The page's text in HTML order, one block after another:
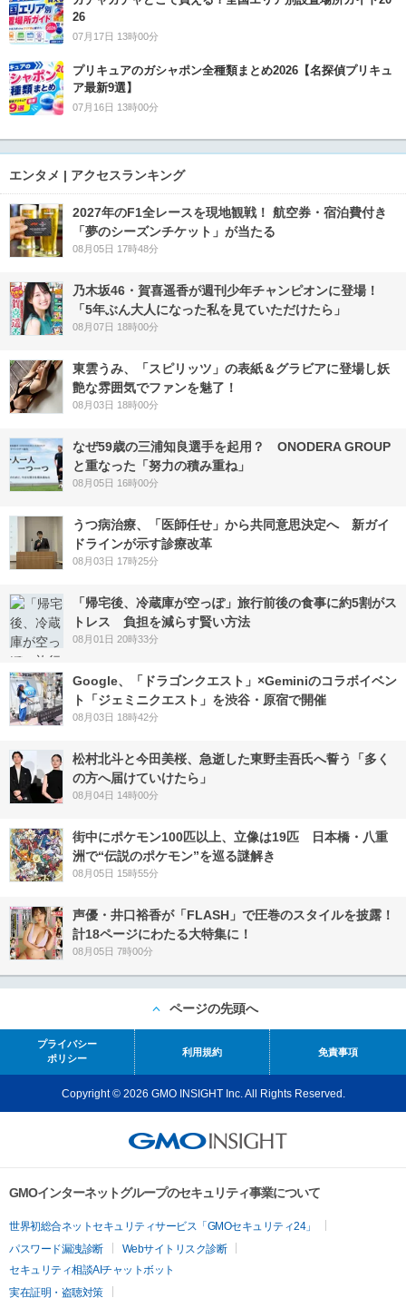
26
07月17日 13時00分
プリキュアのガシャポン全種類まとめ2026【名探偵プリキュ
ア最新9選】
07月16日 13時00分
エンタメ | アクセスランキング
2027年のF1全レースを現地観戦！ 航空券・宿泊費付き
「夢のシーズンチケット」が当たる
08月05日 17時48分
乃木坂46・賀喜遥香が週刊少年チャンピオンに登場！
「5年ぶん大人になった私を見ていただけたら」
08月07日 18時00分
東雲うみ、「スピリッツ」の表紙＆グラビアに登場し妖
艶な雰囲気でファンを魅了！
08月03日 18時00分
なぜ59歳の三浦知良選手を起用？ ONODERA GROUP
と重なった「努力の積み重ね」
08月05日 16時00分
うつ病治療、「医師任せ」から共同意思決定へ 新ガイ
ドラインが示す診療改革
08月03日 17時25分
「帰宅後、冷蔵庫が空っぽ」旅行前後の食事に約5割がス
トレス 負担を減らす賢い方法
08月01日 20時33分
Google、「ドラゴンクエスト」×Geminiのコラボイベン
ト「ジェミニクエスト」を渋谷・原宿で開催
08月03日 18時42分
松村北斗と今田美桜、急逝した東野圭吾氏へ誓う「多く
の方へ届けていけたら」
08月04日 14時00分
街中にポケモン100匹以上、立像は19匹 日本橋・八重
洲で“伝説のポケモン”を巡る謎解き
08月05日 15時55分
声優・井口裕香が「FLASH」で圧巻のスタイルを披露！
計18ページにわたる大特集に！
08月05日 7時00分
ページの先頭へ
プライバシー
ポリシー
利用規約 免責事項
Copyright © 2026 GMO INSIGHT Inc. All Rights Reserved.
GMOインターネットグループのセキュリティ事業について
世界初総合ネットセキュリティサービス「GMOセキュリティ24」
パスワード漏洩診断
Webサイトリスク診断
セキュリティ相談AIチャットボット
実在証明・盗聴対策